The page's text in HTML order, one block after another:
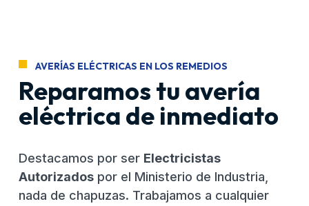
AVERÍAS ELÉCTRICAS EN LOS REMEDIOS
Reparamos tu avería
eléctrica de inmediato
Destacamos por ser Electricistas
Autorizados por el Ministerio de Industria,
nada de chapuzas. Trabajamos a cualquier